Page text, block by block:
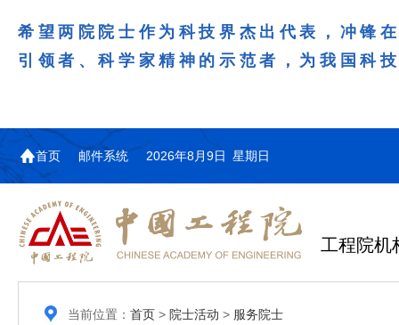
希望两院院士作为科技界杰出代表，冲锋
引领者、科学家精神的示范者，为我国科
首页 邮件系统 2026年8月9日 星期日
工程院机
当前位置： 首页> 院士活动 > 服务院士